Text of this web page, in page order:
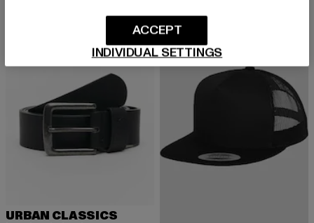
URBAN CLASSICS
-13%
INDIVIDUAL SETTINGS
ACCEPT